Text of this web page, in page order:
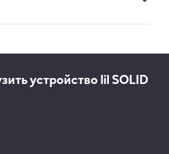
устройство lil SOLID